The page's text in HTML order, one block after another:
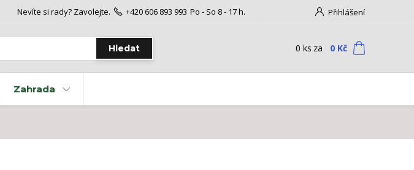
Přihlášení
Hledat
Nevíte si rady? Zavolejte. +420 606 893 993 Po - So 8 - 17 h.
0 ks za 0 Kč
Zahrada